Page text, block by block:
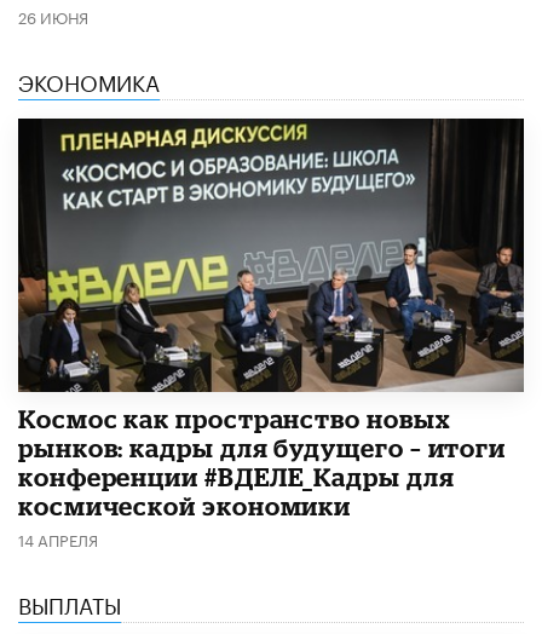
26 ИЮНЯ
ЭКОНОМИКА
Космос как пространство новых
рынков: кадры для будущего – итоги
конференции #ВДЕЛЕ_Кадры для
космической экономики
14 АПРЕЛЯ
ВЫПЛАТЫ